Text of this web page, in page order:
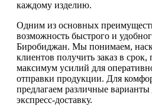
каждому изделию.
Одним из основных
возможность быстрого и
Биробиджан. Мы понимаем,
клиентов получить заказ в
максимум усилий для
отправки продукции. Для
предлагаем различные
экспресс-доставку.